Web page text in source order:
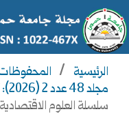
الرئيسية /
مجلد 48 عدد 2 (2026): أبحاث العدد2
سلسلة العلوم